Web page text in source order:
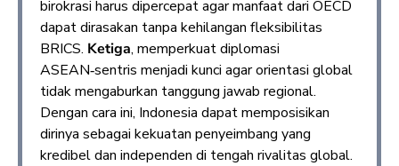
birokrasi harus dipercepat agar manfaat dari OECD
dapat dirasakan tanpa kehilangan fleksibilitas
BRICS. Ketiga, memperkuat diplomasi
ASEAN‑sentris menjadi kunci agar orientasi global
tidak mengaburkan tanggung jawab regional.
Dengan cara ini, Indonesia dapat memposisikan
dirinya sebagai kekuatan penyeimbang yang
kredibel dan independen di tengah rivalitas global.